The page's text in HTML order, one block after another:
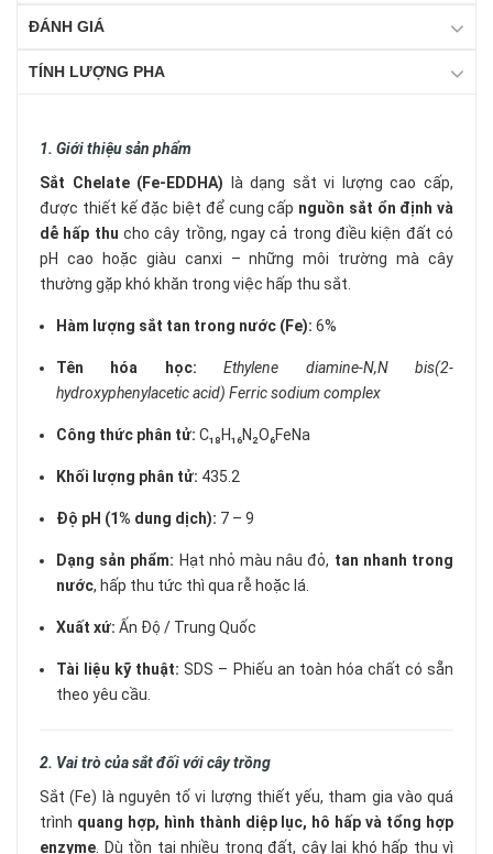
ĐÁNH GIÁ
TÍNH LƯỢNG PHA
1. Giới thiệu sản phẩm
Sắt Chelate (Fe-EDDHA) là dạng sắt vi lượng cao cấp,
được thiết kế đặc biệt để cung cấp nguồn sắt ổn định và
dễ hấp thu cho cây trồng, ngay cả trong điều kiện đất có
pH cao hoặc giàu canxi – những môi trường mà cây
thường gặp khó khăn trong việc hấp thu sắt.
Hàm lượng sắt tan trong nước (Fe): 6%
Tên hóa học:
Ethylene diamine-N,N bis(2-
hydroxyphenylacetic acid) Ferric sodium complex
Công thức phân tử: C₁₈H₁₆N₂O₆FeNa
Khối lượng phân tử: 435.2
Độ pH (1% dung dịch): 7 – 9
Dạng sản phẩm: Hạt nhỏ màu nâu đỏ, tan nhanh trong
nước, hấp thu tức thì qua rễ hoặc lá.
Xuất xứ: Ấn Độ / Trung Quốc
Tài liệu kỹ thuật: SDS – Phiếu an toàn hóa chất có sẵn
theo yêu cầu.
2. Vai trò của sắt đối với cây trồng
Sắt (Fe) là nguyên tố vi lượng thiết yếu, tham gia vào quá
trình quang hợp, hình thành diệp lục, hô hấp và tổng hợp
enzyme . Dù tồn tại nhiều trong đất, cây lại khó hấp thu vì